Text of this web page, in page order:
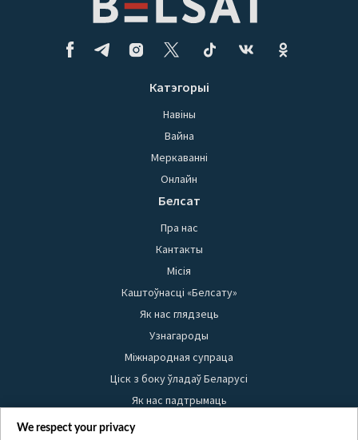
Катэгорыі
Навіны
Вайна
Меркаванні
Онлайн
Белсат
Пра нас
Кантакты
Місія
Каштоўнасці «Белсату»
Як нас глядзець
Узнагароды
Міжнародная супраца
Ціск з боку ўладаў Беларусі
Як нас падтрымаць
Правілы выкарыстання матэрыялаў
We respect your privacy